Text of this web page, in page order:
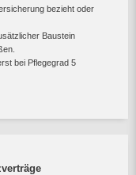
bezieht oder
Baustein
bei Pflegegrad 5